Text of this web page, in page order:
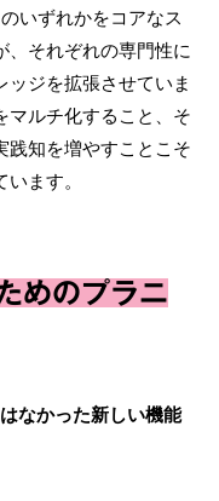
いずれかをコアなス
、それぞれの専門性に
ッジを拡張させていま
マルチ化すること、そ
践知を増やすことこそ
ます。
めのプラニ
なかった新しい機能